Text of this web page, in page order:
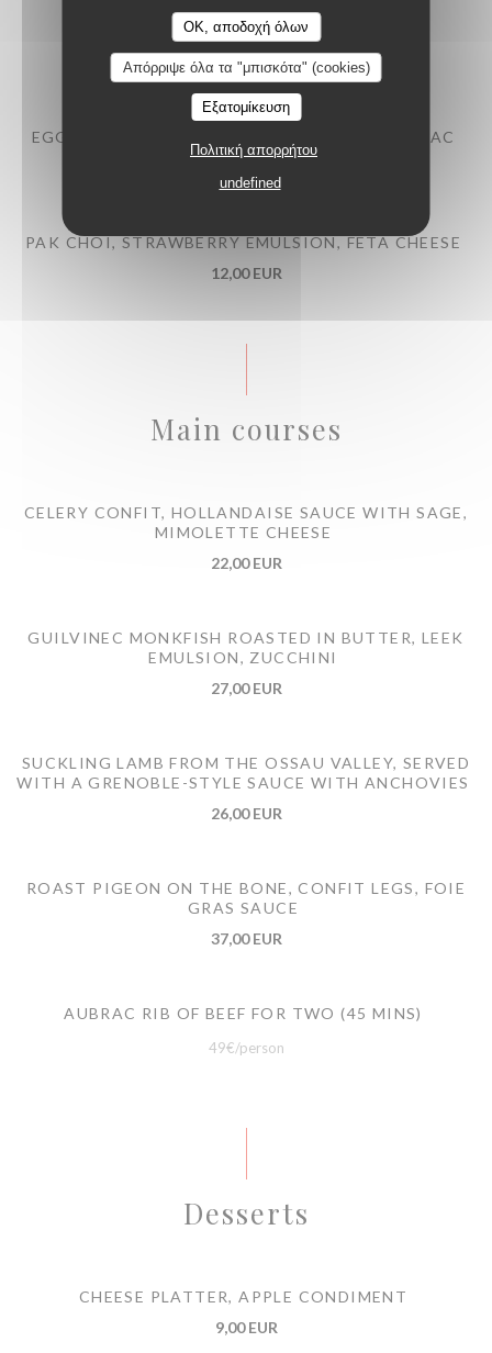
OK, αποδοχή όλων
Απόρριψε όλα τα "μπισκότα" (cookies)
Εξατομίκευση
Πολιτική απορρήτου
undefined
BEEF TARTARE WITH MITMITA SPICES
13,00 EUR
EGG MAYONNAISE, POULTRY JUS WITH COGNAC
PAK CHOI, STRAWBERRY EMULSION, FETA CHEESE
12,00 EUR
Main courses
CELERY CONFIT, HOLLANDAISE SAUCE WITH SAGE,
MIMOLETTE CHEESE
22,00 EUR
GUILVINEC MONKFISH ROASTED IN BUTTER, LEEK
EMULSION, ZUCCHINI
27,00 EUR
SUCKLING LAMB FROM THE OSSAU VALLEY, SERVED
WITH A GRENOBLE-STYLE SAUCE WITH ANCHOVIES
26,00 EUR
ROAST PIGEON ON THE BONE, CONFIT LEGS, FOIE
GRAS SAUCE
37,00 EUR
AUBRAC RIB OF BEEF FOR TWO (45 MINS)
49€/person
Desserts
CHEESE PLATTER, APPLE CONDIMENT
9,00 EUR